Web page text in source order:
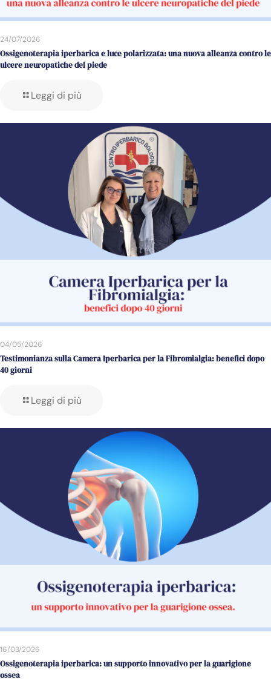
24/07/2026
Ossigenoterapia iperbarica e luce polarizzata: una nuova alleanza contro le
ulcere neuropatiche del piede
Leggi di più
04/05/2026
Testimonianza sulla Camera Iperbarica per la Fibromialgia: benefici dopo
40 giorni
Leggi di più
16/03/2026
Ossigenoterapia iperbarica: un supporto innovativo per la guarigione
ossea